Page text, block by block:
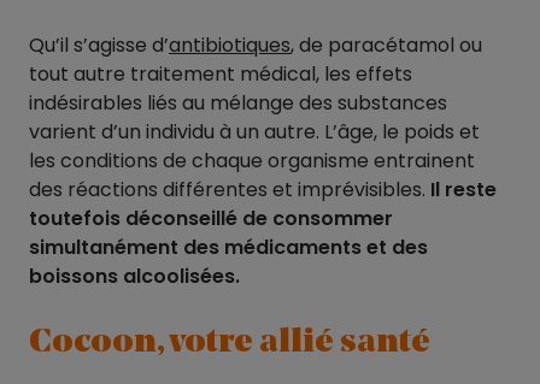
Qu’il s’agisse d’antibiotiques, de paracétamol ou
tout autre traitement médical, les effets
indésirables liés au mélange des substances
varient d’un individu à un autre. L’âge, le poids et
les conditions de chaque organisme entrainent
des réactions différentes et imprévisibles. Il reste
toutefois déconseillé de consommer
simultanément des médicaments et des
boissons alcoolisées.
Cocoon, votre allié santé